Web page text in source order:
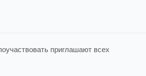
приглашают всех